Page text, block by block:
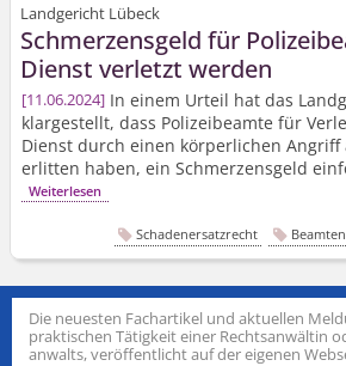
Landgericht Lübeck
Schmerzensgeld für
Dienst verletzt werden
11.06.2024 In einem Urteil hat das
klargestellt, dass Polizeibeamte für
Dienst durch einen körperlichen Angriff
erlitten haben, ein Schmerzensgeld
Weiterlesen
Schadenersatzrecht
Die neuesten Fachartikel und aktuellen
praktischen Tätigkeit einer Rechts­anwältin
anwalts, veröffentlicht auf der eigenen